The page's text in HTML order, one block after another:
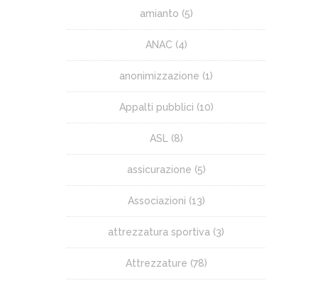
amianto (5)
ANAC (4)
anonimizzazione (1)
Appalti pubblici (10)
ASL (8)
assicurazione (5)
Associazioni (13)
attrezzatura sportiva (3)
Attrezzature (78)